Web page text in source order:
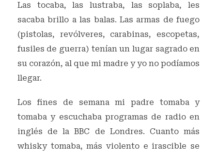
Las tocaba, las lustraba, las soplaba, les
sacaba brillo a las balas. Las armas de fuego
(pistolas, revólveres, carabinas, escopetas,
fusiles de guerra) tenían un lugar sagrado en
su corazón, al que mi madre y yo no podíamos
llegar.
Los fines de semana mi padre tomaba y
tomaba y escuchaba programas de radio en
inglés de la BBC de Londres. Cuanto más
whisky tomaba, más violento e irascible se